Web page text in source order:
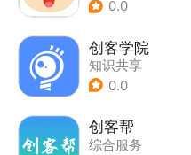
0.0
创客学院
知识共享
0.0
创客帮
综合服务